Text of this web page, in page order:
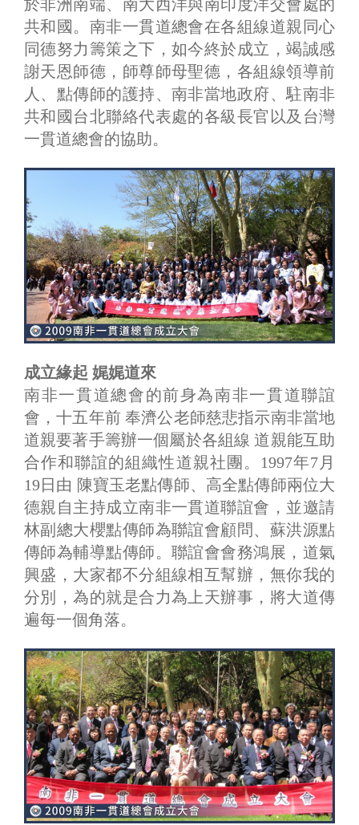
於非洲南端、南大西洋與南印度洋交會處的
共和國。南非一貫道總會在各組線道親同心
同德努力籌策之下，如今終於成立，竭誠感
謝天恩師德，師尊師母聖德，各組線領導前
人、點傳師的護持、南非當地政府、駐南非
共和國台北聯絡代表處的各級長官以及台灣
一貫道總會的協助。
成立緣起 娓娓道來
南非一貫道總會的前身為南非一貫道聯誼
會，十五年前 奉濟公老師慈悲指示南非當地
道親要著手籌辦一個屬於各組線 道親能互助
合作和聯誼的組織性道親社團。1997年7月
19日由 陳寶玉老點傳師、高全點傳師兩位大
德親自主持成立南非一貫道聯誼會，並邀請
林副總大櫻點傳師為聯誼會顧問、蘇洪源點
傳師為輔導點傳師。聯誼會會務鴻展，道氣
興盛，大家都不分組線相互幫辦，無你我的
分別，為的就是合力為上天辦事，將大道傳
遍每一個角落。